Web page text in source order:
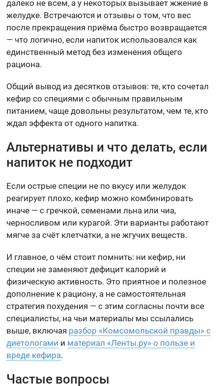
далеко не всем, а у некоторых вызывает жжение в
желудке. Встречаются и отзывы о том, что вес
после прекращения приёма быстро возвращается
— что логично, если напиток использовался как
единственный метод без изменения общего
рациона.
Общий вывод из десятков отзывов: те, кто сочетал
кефир со специями с обычным правильным
питанием, чаще довольны результатом, чем те, кто
ждал эффекта от одного напитка.
Альтернативы и что делать, если
напиток не подходит
Если острые специи не по вкусу или желудок
реагирует плохо, кефир можно комбинировать
иначе — с гречкой, семенами льна или чиа,
черносливом или курагой. Эти варианты работают
мягче за счёт клетчатки, а не жгучих веществ.
И главное, о чём стоит помнить: ни кефир, ни
специи не заменяют дефицит калорий и
физическую активность. Это приятное и полезное
дополнение к рациону, а не самостоятельная
стратегия похудения — с этим согласны почти все
специалисты, на чьи материалы мы ссылались
выше, включая разбор «Комсомольской правды» с
диетологами и материал «Ленты.ру» о пользе и
вреде кефира.
Частые вопросы